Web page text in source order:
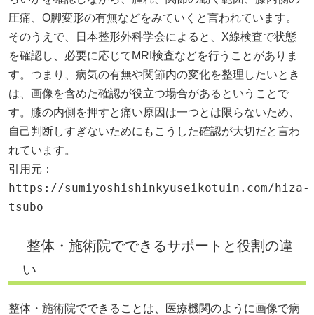
圧痛、O脚変形の有無などをみていくと言われています。
そのうえで、日本整形外科学会によると、X線検査で状態
を確認し、必要に応じてMRI検査などを行うことがありま
す。つまり、病気の有無や関節内の変化を整理したいとき
は、画像を含めた確認が役立つ場合があるということで
す。膝の内側を押すと痛い原因は一つとは限らないため、
自己判断しすぎないためにもこうした確認が大切だと言わ
れています。
引用元：
https://sumiyoshishinkyuseikotuin.com/hiza-
tsubo
整体・施術院でできるサポートと役割の違
い
整体・施術院でできることは、医療機関のように画像で病